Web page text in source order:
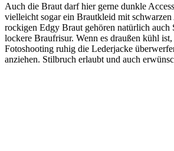
Auch die Braut darf hier gerne dunkle
vielleicht sogar ein Brautkleid mit
rockigen Edgy Braut gehören natürlich auch
lockere Braufrisur. Wenn es draußen kühl
Fotoshooting ruhig die Lederjacke
anziehen. Stilbruch erlaubt und auch